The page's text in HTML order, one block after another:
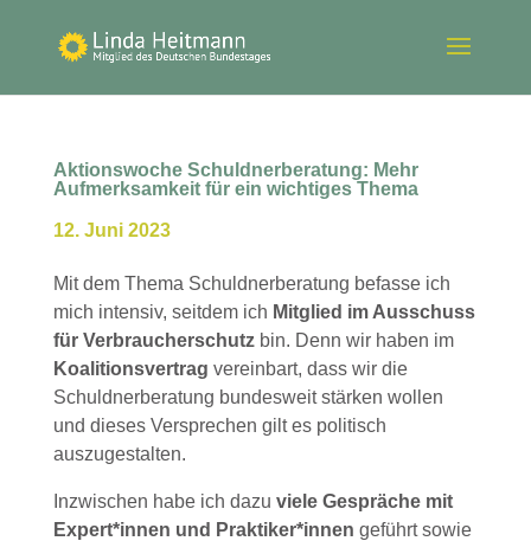
Aktionswoche Schuldnerberatung: Mehr
Aufmerksamkeit für ein wichtiges Thema
12. Juni 2023
Mit dem Thema Schuldnerberatung befasse ich
mich intensiv, seitdem ich Mitglied im Ausschuss
für Verbraucherschutzbin. Denn wir haben im
Koalitionsvertrag vereinbart, dass wir die
Schuldnerberatung bundesweit stärken wollen
und dieses Versprechen gilt es politisch
auszugestalten.
Inzwischen habe ich dazu viele Gespräche mit
Expert*innen und Praktiker*innen geführt sowie